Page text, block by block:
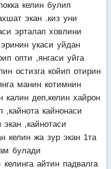
келин булип
экан .киз уни
эрталап ховлини
укаси уйдан
опти ,янгаси уйга
остизга койип отирин
манин котимнин
деп,келин хайрон
кайнонаси
,кайнотаси
келин жа зур экан 1та
булади
айтин падвалга